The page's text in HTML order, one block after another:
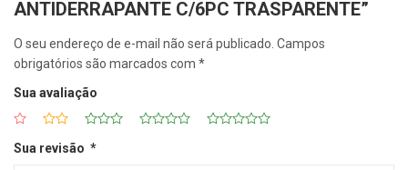
ANTIDERRAPANTE C/6PC TRASPARENTE”
O seu endereço de e-mail não será publicado. Campos
obrigatórios são marcados com *
Sua avaliação
Sua revisão *